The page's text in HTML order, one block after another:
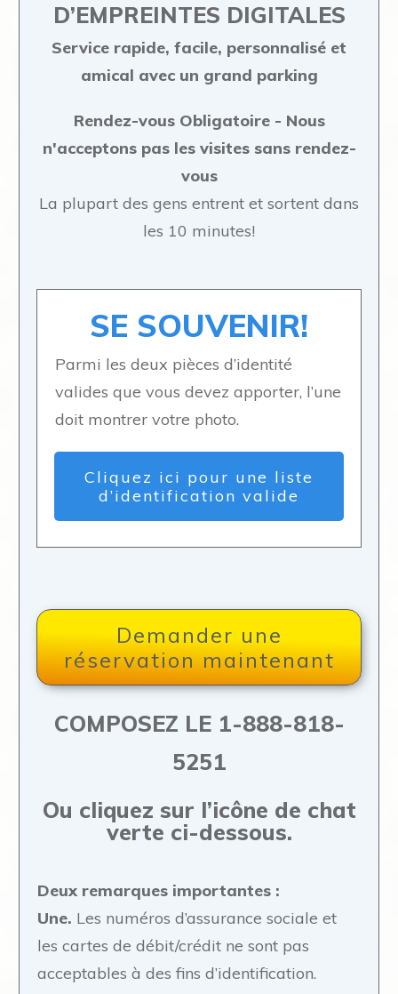
D’EMPREINTES DIGITALES
Service rapide, facile, personnalisé et
amical avec un grand parking
Rendez-vous Obligatoire - Nous
n'acceptons pas les visites sans rendez-
vous
La plupart des gens entrent et sortent dans
les 10 minutes!
SE SOUVENIR!
Parmi les deux pièces d’identité
valides que vous devez apporter, l’une
doit montrer votre photo.
Cliquez ici pour une liste
d’identification valide
Demander une
réservation maintenant
COMPOSEZ LE 1-888-818-
5251
Ou cliquez sur l’icône de chat
verte ci-dessous.
Deux remarques importantes :
Une. Les numéros d’assurance sociale et
les cartes de débit/crédit ne sont pas
acceptables à des fins d’identification.